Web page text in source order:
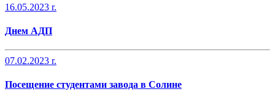
16.05.2023 r.
Днем АДП
07.02.2023 r.
Посещение студентами завода в Солине